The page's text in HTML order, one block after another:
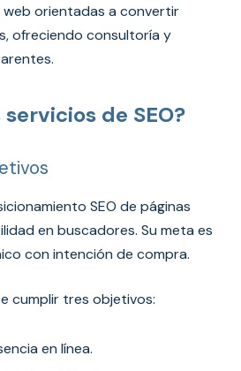
orientadas a convertir
ofreciendo consultoría y
de SEO?
SEO de páginas
en buscadores. Su meta es
con intención de compra.
cumplir tres objetivos:
en línea.